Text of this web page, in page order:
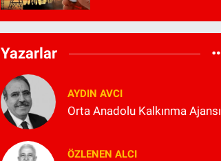
Yazarlar
AYDIN AVCI
Orta Anadolu Kalkınma Ajansı
ÖZLENEN ALCI